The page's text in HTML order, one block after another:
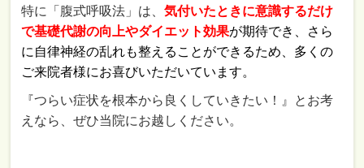
特に「腹式呼吸法」は、気付いたときに意識するだけ
で基礎代謝の向上やダイエット効果が期待でき、さら
に自律神経の乱れも整えることができるため、多くの
ご来院者様にお喜びいただいています。
『つらい症状を根本から良くしていきたい！』とお考
えなら、ぜひ当院にお越しください。